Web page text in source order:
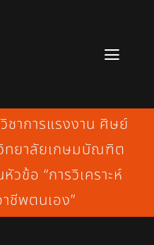
าการแรงงาน ศิษย์
ทยาลัยเกษมบัณฑิต
วข้อ “การวิเคราะห์
ชีพตนเอง”